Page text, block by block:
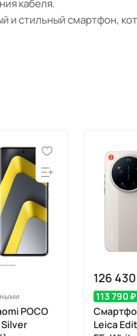
кабеля.
стильный смартфон,
POCO
126
113 790 ₽
Leica